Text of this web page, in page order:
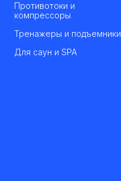
Противотоки и
компрессоры
Тренажеры и подъемники
Для саун и SPA